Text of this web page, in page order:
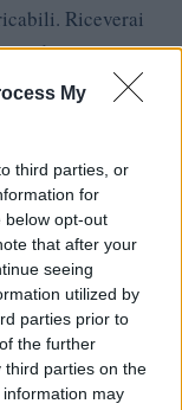
My
third parties, or
for
below opt-out
that after your
seeing
utilized by
parties prior to
the further
third parties on the
information may
Riceverai
tramite
per gli